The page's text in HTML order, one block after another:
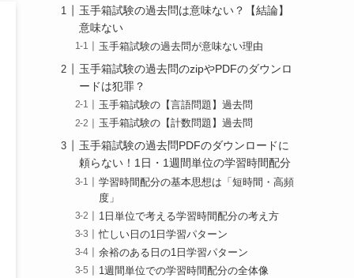
玉手箱試験の過去問は意味ない？【結論】
意味ない
玉手箱試験の過去問が意味ない理由
玉手箱試験の過去問のzipやPDFのダウンロ
ードは犯罪？
玉手箱試験の【言語問題】過去問
玉手箱試験の【計数問題】過去問
玉手箱試験の過去問PDFのダウンロードに
頼らない！1日・1週間単位の学習時間配分
学習時間配分の基本思想は「短時間・高頻
度」
1日単位で考える学習時間配分の考え方
忙しい日の1日学習パターン
余裕のある日の1日学習パターン
1週間単位での学習時間配分の全体像